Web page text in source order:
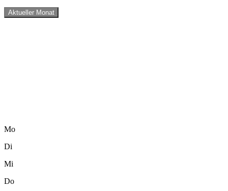
Aktueller Monat
Mo
Di
Mi
Do